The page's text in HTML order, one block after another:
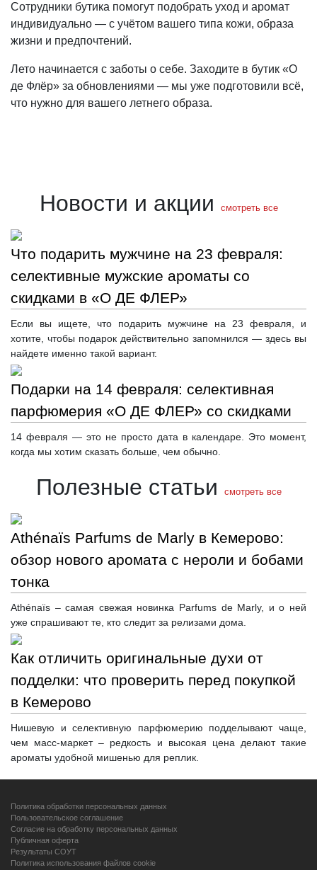
Сотрудники бутика помогут подобрать уход и аромат
индивидуально — с учётом вашего типа кожи, образа
жизни и предпочтений.
Лето начинается с заботы о себе. Заходите в бутик «О
де Флёр» за обновлениями — мы уже подготовили всё,
что нужно для вашего летнего образа.
Новости и акции смотреть все
Что подарить мужчине на 23 февраля:
селективные мужские ароматы со
скидками в «О ДЕ ФЛЕР»
Если вы ищете, что подарить мужчине на 23 февраля, и
хотите, чтобы подарок действительно запомнился — здесь вы
найдете именно такой вариант.
Подарки на 14 февраля: селективная
парфюмерия «О ДЕ ФЛЕР» со скидками
14 февраля — это не просто дата в календаре. Это момент,
когда мы хотим сказать больше, чем обычно.
Полезные статьи смотреть все
Athénaïs Parfums de Marly в Кемерово:
обзор нового аромата с нероли и бобами
тонка
Athénaïs – самая свежая новинка Parfums de Marly, и о ней
уже спрашивают те, кто следит за релизами дома.
Как отличить оригинальные духи от
подделки: что проверить перед покупкой
в Кемерово
Нишевую и селективную парфюмерию подделывают чаще,
чем масс-маркет – редкость и высокая цена делают такие
ароматы удобной мишенью для реплик.
Политика обработки персональных данных
Пользовательское соглашение
Согласие на обработку персональных данных
Публичная оферта
Результаты СОУТ
Политика использования файлов cookie